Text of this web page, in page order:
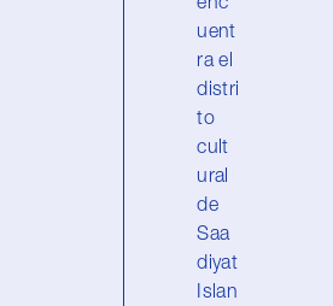
enc
uent
ra el
distri
to
cult
ural
de
Saa
diyat
Islan